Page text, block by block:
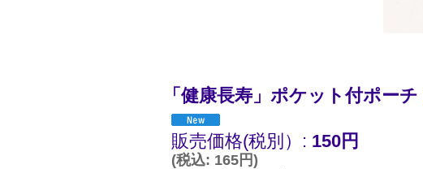
「健康長寿」ポケット付ポーチ
販売価格(税別） : 150円
(税込: 165円)